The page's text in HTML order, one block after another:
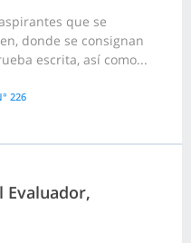
que se
donde se consignan
escrita, así como...
226
Evaluador,